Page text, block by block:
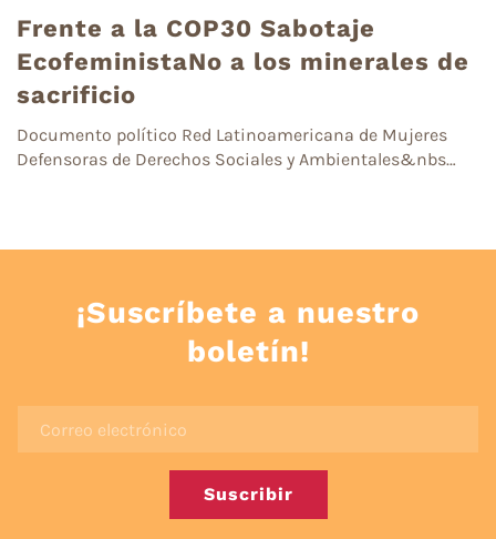
Frente a la COP30 Sabotaje
EcofeministaNo a los minerales de
sacrificio
Documento político Red Latinoamericana de Mujeres
Defensoras de Derechos Sociales y Ambientales&nbs…
¡Suscríbete a nuestro
boletín!
Suscribir